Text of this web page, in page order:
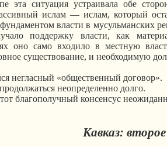
эта ситуация устраивала обе
ислам — ислам, который
власти в мусульманских
поддержку власти, как
оно само входило в местную
существование, и необходимую
негласный «общественный договор».
неопределенно долго.
благополучный консенсус
Кавказ: